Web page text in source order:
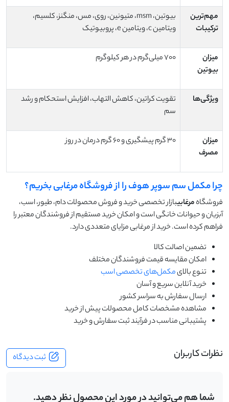
مهم‌ترین
ترکیبات
بیوتین، msm، متیونین، روی، مس، منگنز، کلسیم،
ویتامین c، ویتامین e، پروبیوتیک
میزان
بیوتین
۷۰۰ میلی‌گرم در هر کیلوگرم
ویژگی‌ها
تقویت کراتین، کاهش التهاب، افزایش استحکام و رشد
سم
میزان
مصرف
۳۰ گرم پیشگیری و ۶۰ گرم درمان در روز
چرا مکمل سم سوپر هوف را از فروشگاه مرغابی بخریم؟
فروشگاهمرغابیبازار تخصصی خرید و فروش محصولات دام، طیور، اسب،
آبزیان و حیوانات خانگی است و امکان خرید مستقیم از فروشندگان معتبر را
فراهم کرده است. خرید از مرغابی مزایای متعددی دارد.
تضمین اصالت کالا
امکان مقایسه قیمت فروشندگان مختلف
تنوع بالایمکمل‌های تخصصی اسب
خرید آنلاین سریع و آسان
ارسال سفارش به سراسر کشور
مشاهده مشخصات کامل محصولات پیش از خرید
پشتیبانی مناسب در فرآیند ثبت سفارش و خرید
نظرات کاربران ثبت دیدگاه
شما هم می‌توانید در مورد این محصول نظر دهید.